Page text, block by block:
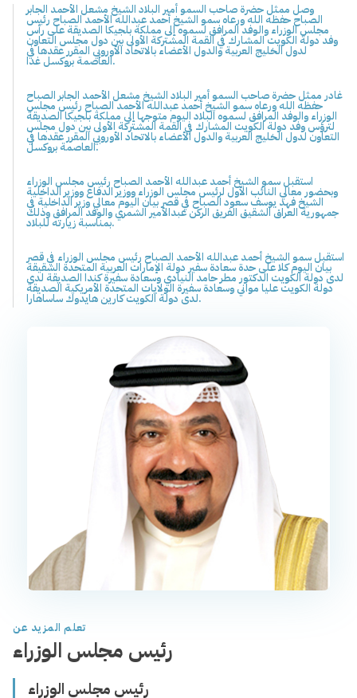
وصل ممثل حضرة صاحب السمو أمير البلاد الشيخ مشعل الأحمد الجابر
الصباح حفظه الله ورعاه سمو الشيخ أحمد عبدالله الأحمد الصباح رئيس
مجلس الوزراء والوفد المرافق لسموه إلى مملكة بلجيكا الصديقة على رأس
وفد دولة الكويت المشارك في القمة المشتركة الأولى بين دول مجلس التعاون
لدول الخليج العربية والدول الأعضاء بالاتحاد الأوروبي المقرر عقدها في
العاصمة بروكسل غدا.
غادر ممثل حضرة صاحب السمو أمير البلاد الشيخ مشعل الأحمد الجابر الصباح
حفظه الله ورعاه سمو الشيخ أحمد عبدالله الأحمد الصباح رئيس مجلس
الوزراء والوفد المرافق لسموه البلاد اليوم متوجها إلى مملكة بلجيكا الصديقة
لترؤس وفد دولة الكويت المشارك في القمة المشتركة الأولى بين دول مجلس
التعاون لدول الخليج العربية والدول الأعضاء بالاتحاد الأوروبي المقرر عقدها في
العاصمة بروكسل.
استقبل سمو الشيخ أحمد عبدالله الأحمد الصباح رئيس مجلس الوزراء
وبحضور معالي النائب الأول لرئيس مجلس الوزراء ووزير الدفاع ووزير الداخلية
الشيخ فهد يوسف سعود الصباح في قصر بيان اليوم معالي وزير الداخلية في
جمهورية العراق الشقيق الفريق الركن عبدالأمير الشمري والوفد المرافق وذلك
بمناسبة زيارته للبلاد.
استقبل سمو الشيخ أحمد عبدالله الأحمد الصباح رئيس مجلس الوزراء في قصر
بيان اليوم كلا على حدة سعادة سفير دولة الإمارات العربية المتحدة الشقيقة
لدى دولة الكويت الدكتور مطر حامد النيادي وسعادة سفيرة كندا الصديقة لدى
دولة الكويت عليا مواني وسعادة سفيرة الولايات المتحدة الأمريكية الصديقة
لدى دولة الكويت كارين هايدوك ساساهارا.
تعلم المزيد عن
رئيس مجلس الوزراء
رئيس مجلس الوزراء